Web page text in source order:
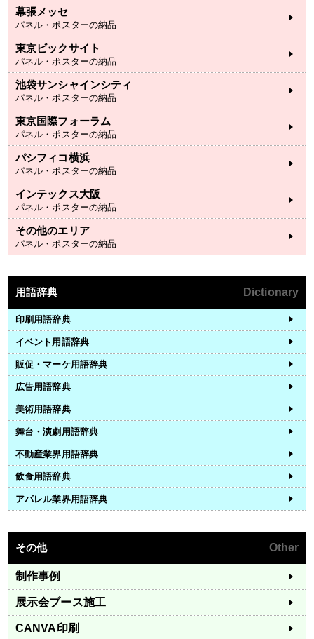
幕張メッセ
パネル・ポスターの納品
東京ビックサイト
パネル・ポスターの納品
池袋サンシャインシティ
パネル・ポスターの納品
東京国際フォーラム
パネル・ポスターの納品
パシフィコ横浜
パネル・ポスターの納品
インテックス大阪
パネル・ポスターの納品
その他のエリア
パネル・ポスターの納品
用語辞典 Dictionary
印刷用語辞典
イベント用語辞典
販促・マーケ用語辞典
広告用語辞典
美術用語辞典
舞台・演劇用語辞典
不動産業界用語辞典
飲食用語辞典
アパレル業界用語辞典
その他 Other
制作事例
展示会ブース施工
CANVA印刷